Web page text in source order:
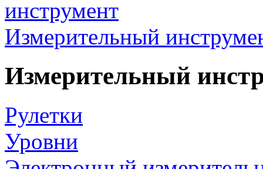
Измерительный
Измерительный
Рулетки
Уровни